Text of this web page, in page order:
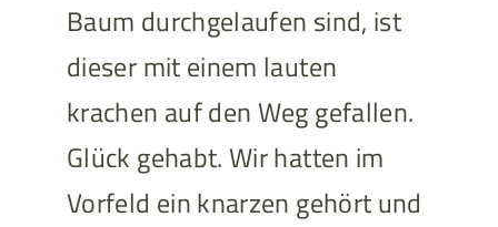
Baum durchgelaufen sind, ist
dieser mit einem lauten
krachen auf den Weg gefallen.
Glück gehabt. Wir hatten im
Vorfeld ein knarzen gehört und